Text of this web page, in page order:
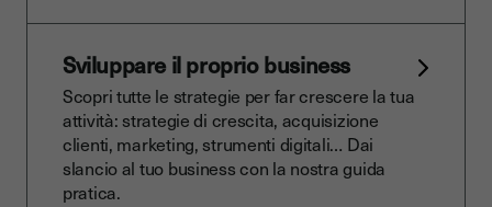
Sviluppare il proprio business
Scopri tutte le strategie per far crescere la tua
attività: strategie di crescita, acquisizione
clienti, marketing, strumenti digitali… Dai
slancio al tuo business con la nostra guida
pratica.